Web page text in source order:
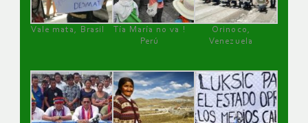
Vale mata, Brasil
Tía María no va !
Perú
Orinoco,
Venezuela